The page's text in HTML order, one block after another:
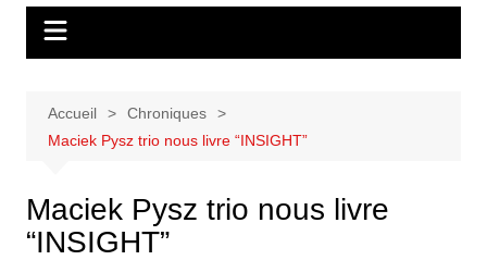
Accueil
Chroniques
Maciek Pysz trio nous livre “INSIGHT”
Maciek Pysz trio nous livre
“INSIGHT”